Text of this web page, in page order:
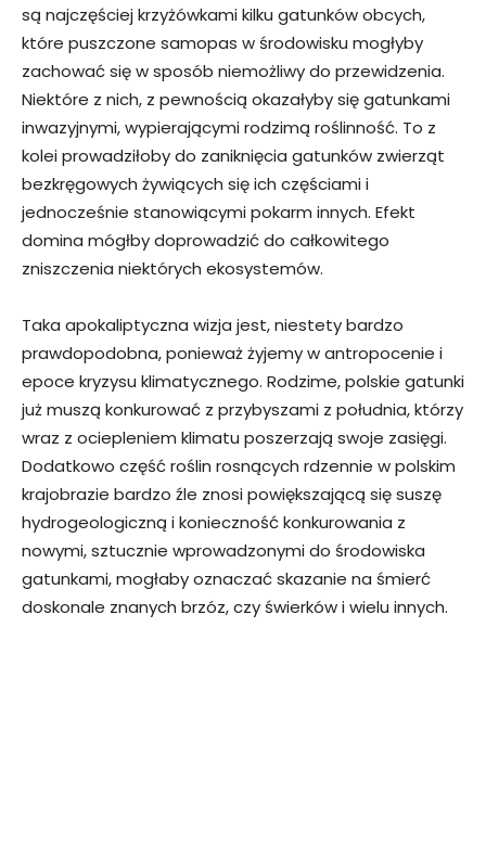
są najczęściej krzyżówkami kilku gatunków obcych,
które puszczone samopas w środowisku mogłyby
zachować się w sposób niemożliwy do przewidzenia.
Niektóre z nich, z pewnością okazałyby się gatunkami
inwazyjnymi, wypierającymi rodzimą roślinność. To z
kolei prowadziłoby do zaniknięcia gatunków zwierząt
bezkręgowych żywiących się ich częściami i
jednocześnie stanowiącymi pokarm innych. Efekt
domina mógłby doprowadzić do całkowitego
zniszczenia niektórych ekosystemów.
Taka apokaliptyczna wizja jest, niestety bardzo
prawdopodobna, ponieważ żyjemy w antropocenie i
epoce kryzysu klimatycznego. Rodzime, polskie gatunki
już muszą konkurować z przybyszami z południa, którzy
wraz z ociepleniem klimatu poszerzają swoje zasięgi.
Dodatkowo część roślin rosnących rdzennie w polskim
krajobrazie bardzo źle znosi powiększającą się suszę
hydrogeologiczną i konieczność konkurowania z
nowymi, sztucznie wprowadzonymi do środowiska
gatunkami, mogłaby oznaczać skazanie na śmierć
doskonale znanych brzóz, czy świerków i wielu innych.